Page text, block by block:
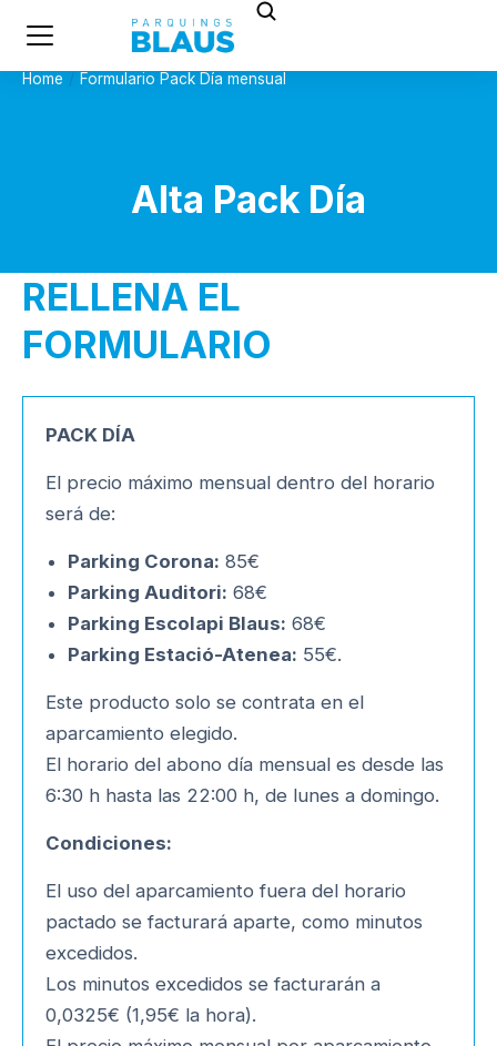
You are here:
Home Formulario Pack Día mensual
Alta Pack Día
RELLENA EL
FORMULARIO
PACK DÍA
El precio máximo mensual dentro del horario
será de:
Parking Corona: 85€
Parking Auditori: 68€
Parking Escolapi Blaus: 68€
Parking Estació-Atenea: 55€.
Este producto solo se contrata en el
aparcamiento elegido.
El horario del abono día mensual es desde las
6:30 h hasta las 22:00 h, de lunes a domingo.
Condiciones:
El uso del aparcamiento fuera del horario
pactado se facturará aparte, como minutos
excedidos.
Los minutos excedidos se facturarán a
0,0325€ (1,95€ la hora).